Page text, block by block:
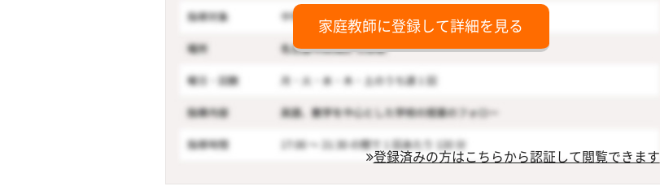
家庭教師に登録して詳細を見る
登録済みの方はこちらから認証して閲覧できます